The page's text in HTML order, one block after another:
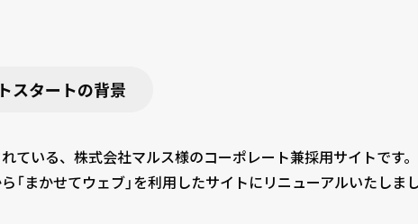
スタートの背景
ている、株式会社マルス様のコーポレート兼採用サイトです。
「まかせてウェブ」を利用したサイトにリニューアルいたしまし